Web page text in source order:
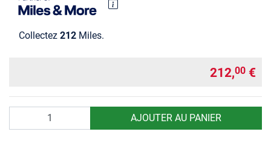
Collectez 212 Miles.
212,00 €
AJOUTER AU PANIER